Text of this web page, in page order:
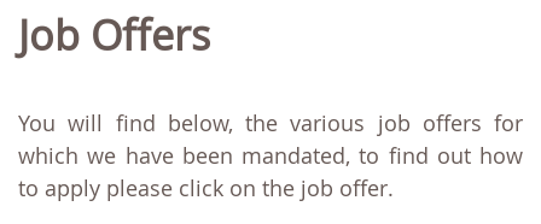
Job Offers
You will find below, the various job offers for
which we have been mandated, to find out how
to apply please click on the job offer.